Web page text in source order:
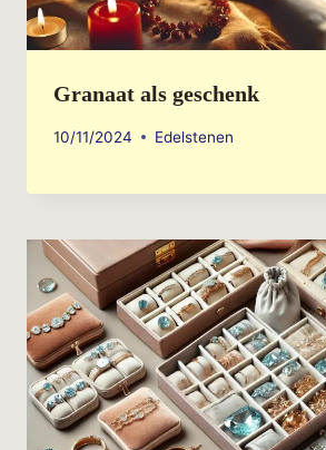
Granaat als geschenk
10/11/2024 Edelstenen